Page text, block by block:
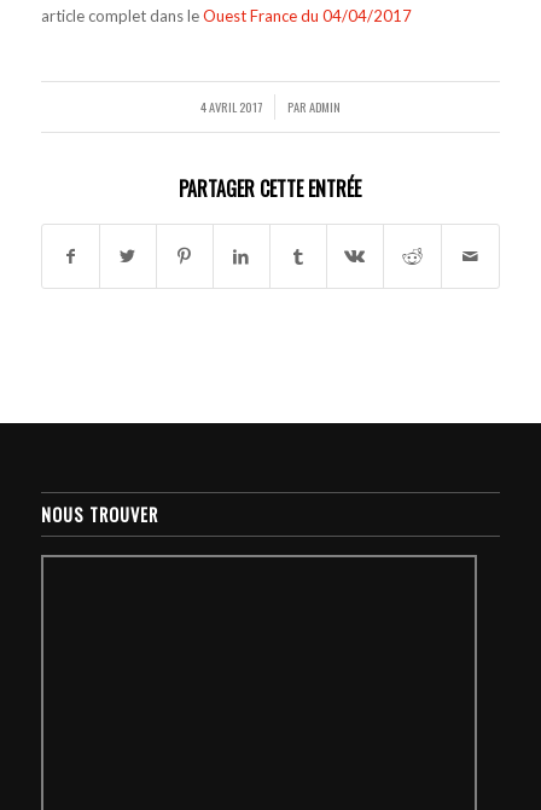
article complet dans leOuest France du 04/04/2017
4 AVRIL 2017
/ PARADMIN
PARTAGER CETTE ENTRÉE
NOUS TROUVER